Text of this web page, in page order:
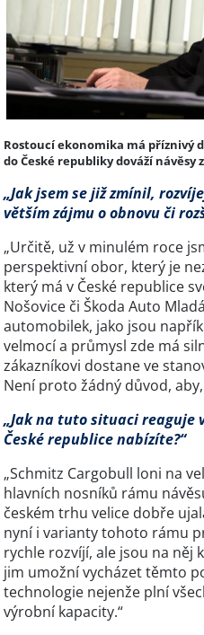
Rostoucí ekonomika má příznivý
do České republiky dováží
„Jak jsem se již zmínil,
větším zájmu o obnovu či
„Určitě, už v minulém roce
perspektivní obor, který je
který má v České republice
Nošovice či Škoda Auto
automobilek, jako jsou
velmocí a průmysl zde má
zákazníkovi dostane ve
Není proto žádný důvod,
„Jak na tuto situaci reaguje
České republice nabízíte?“
„Schmitz Cargobull loni na
hlavních nosníků rámu
českém trhu velice dobře
nyní i varianty tohoto rámu
rychle rozvíjí, ale jsou na něj
jim umožní vycházet těmto
technologie nejenže plní
výrobní kapacity.“